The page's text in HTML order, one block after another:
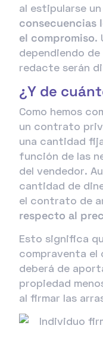
al estipularse
consecuencias
el compromiso.
dependiendo
redacte serán
¿Y de
Como hemos
un contrato
una cantidad
función de las
del vendedor.
cantidad de
el contrato de
respecto al
Esto significa
compraventa el
deberá de
propiedad
al firmar las